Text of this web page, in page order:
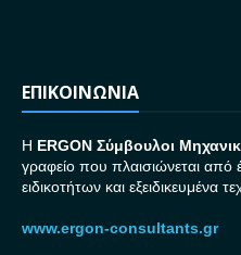
ΕΠΙΚΟΙΝΩΝΙΑ
H ERGON Σύμβουλοι
γραφείο που πλαισιώνεται
ειδικοτήτων και εξειδικευμένα
www.ergon-consultants.gr